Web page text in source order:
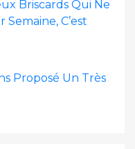
Briscards Qui Ne
Semaine, C’est
Proposé Un Très